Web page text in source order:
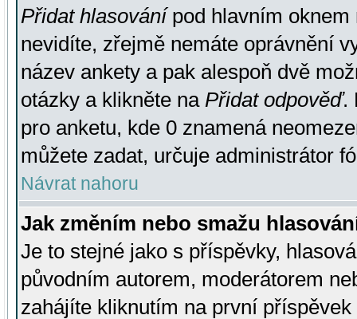
Přidat hlasovánípod hlavním oknem
nevidíte, zřejmě nemáte oprávnění
název ankety a pak alespoň dvě
otázky a klikněte na Přidat odpověď.
pro anketu, kde 0 znamená
můžete zadat, určuje administrátor
Návrat nahoru
Jak změním nebo smažu
Je to stejné jako s příspěvky,
původním autorem, moderátorem
zahájíte kliknutím na první